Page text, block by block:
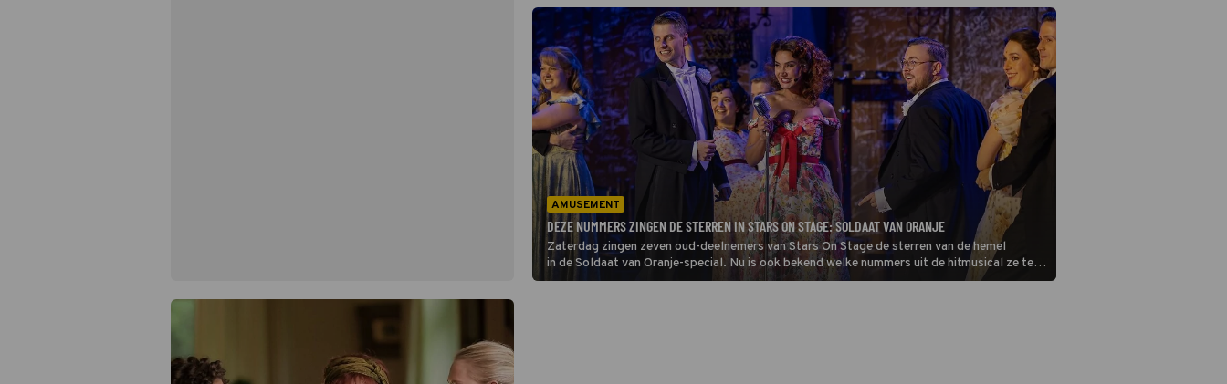
AMUSEMENT
DEZE NUMMERS ZINGEN DE STERREN IN STARS ON STAGE: SOLDAAT VAN ORANJE
Zaterdag zingen zeven oud-deelnemers van Stars On Stage de sterren van de hemel
in de Soldaat van Oranje-special. Nu is ook bekend welke nummers uit de hitmusical ze ten
gehore gaan brengen.